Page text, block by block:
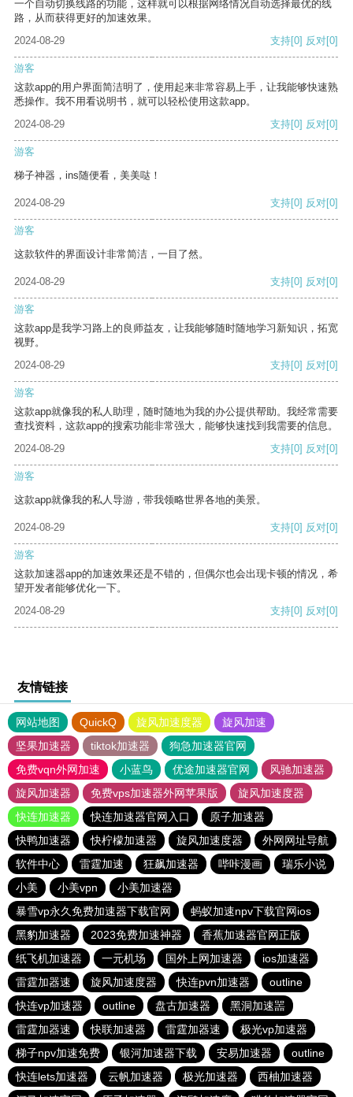
一个自动切换线路的功能，这样就可以根据网络情况自动选择最优的线
路，从而获得更好的加速效果。
2024-08-29
支持[0] 反对[0]
游客
这款app的用户界面简洁明了，使用起来非常容易上手，让我能够快速熟
悉操作。我不用看说明书，就可以轻松使用这款app。
2024-08-29
支持[0] 反对[0]
游客
梯子神器，ins随便看，美美哒！
2024-08-29 支持[0] 反对[0]
游客
这款软件的界面设计非常简洁，一目了然。
2024-08-29 支持[0] 反对[0]
游客
这款app是我学习路上的良师益友，让我能够随时随地学习新知识，拓宽
视野。
2024-08-29
支持[0] 反对[0]
游客
这款app就像我的私人助理，随时随地为我的办公提供帮助。我经常需要
查找资料，这款app的搜索功能非常强大，能够快速找到我需要的信息。
2024-08-29
支持[0] 反对[0]
游客
这款app就像我的私人导游，带我领略世界各地的美景。
2024-08-29 支持[0] 反对[0]
游客
这款加速器app的加速效果还是不错的，但偶尔也会出现卡顿的情况，希
望开发者能够优化一下。
2024-08-29
支持[0] 反对[0]
友情链接
网站地图 QuickQ 旋风加速度器
旋风加速
坚果加速器
tiktok加速器
狗急加速器官网
免费vqn外网加速
小蓝鸟 优途加速器官网
风驰加速器
旋风加速器
免费vps加速器外网苹果版
旋风加速度器
快连加速器
快连加速器官网入口
原子加速器
快鸭加速器
快柠檬加速器 旋风加速度器
外网网址导航
软件中心
雷霆加速 狂飙加速器 哔咔漫画
瑞乐小说
小美
小美vpn
小美加速器
暴雪vp永久免费加速器下载官网
蚂蚁加速npv下载官网ios
黑豹加速器
2023免费加速神器
香蕉加速器官网正版
纸飞机加速器
一元机场 国外上网加速器
ios加速器
雷霆加器速
旋风加速度器 快连pvn加速器
outline
快连vp加速器
outline 盘古加速器
黑洞加速噐
雷霆加器速
快联加速器 雷霆加器速
极光vp加速器
梯子npv加速免费
银河加速器下载 安易加速器
outline
快连lets加速器
云帆加速器 极光加速器
西柚加速器